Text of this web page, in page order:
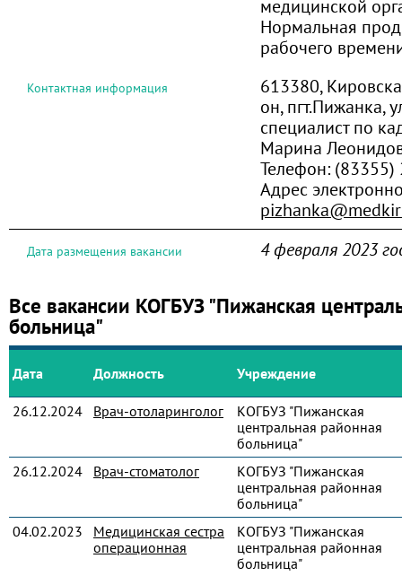
медицинской
Нормальная
рабочего
Контактная информация
613380,
он, пгт.Пижанка,
специалист по
Марина
Телефон: (83355)
Адрес
Дата размещения вакансии 4 февраля 2023
Все вакансии КОГБУЗ "Пижанская
больница"
Дата Должность Учреждение
26.12.2024 Врач-отоларинголог
КОГБУЗ "Пижанская
центральная районная
больница"
26.12.2024
Врач-стоматолог
КОГБУЗ "Пижанская
центральная районная
больница"
04.02.2023
Медицинская сестра
операционная
КОГБУЗ "Пижанская
центральная районная
больница"